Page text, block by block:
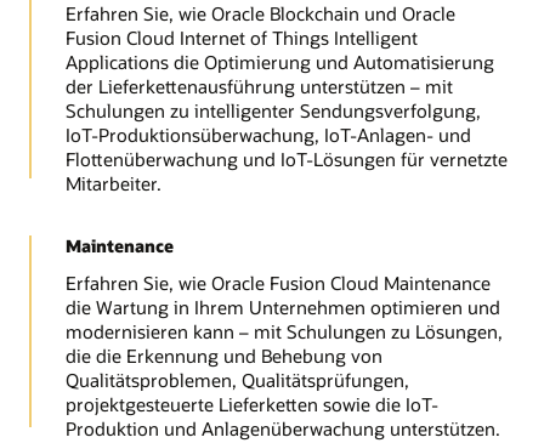
Erfahren Sie, wie Oracle Blockchain und Oracle
Fusion Cloud Internet of Things Intelligent
Applications die Optimierung und Automatisierung
der Lieferkettenausführung unterstützen – mit
Schulungen zu intelligenter Sendungsverfolgung,
IoT-Produktionsüberwachung, IoT-Anlagen- und
Flottenüberwachung und IoT-Lösungen für vernetzte
Mitarbeiter.
Maintenance
Erfahren Sie, wie Oracle Fusion Cloud Maintenance
die Wartung in Ihrem Unternehmen optimieren und
modernisieren kann – mit Schulungen zu Lösungen,
die die Erkennung und Behebung von
Qualitätsproblemen, Qualitätsprüfungen,
projektgesteuerte Lieferketten sowie die IoT-
Produktion und Anlagenüberwachung unterstützen.